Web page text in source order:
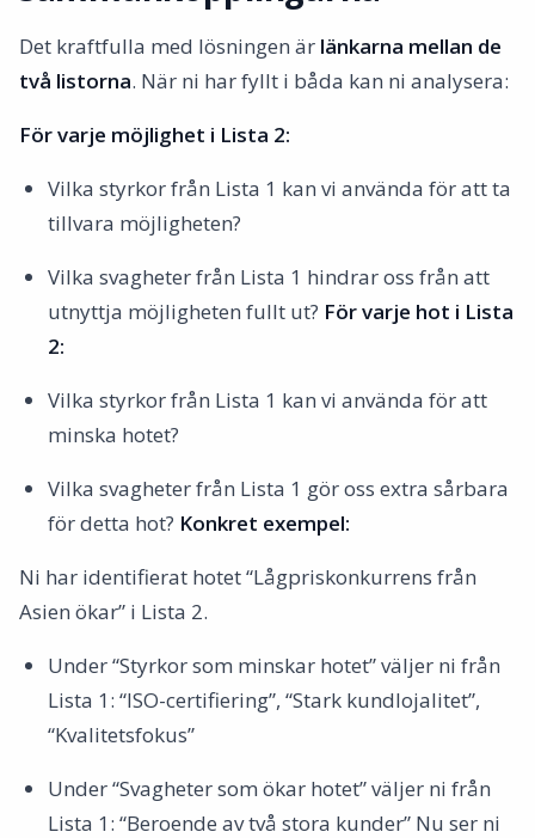
Det kraftfulla med lösningen är länkarna mellan de
två listorna. När ni har fyllt i båda kan ni analysera:
För varje möjlighet i Lista 2:
Vilka styrkor från Lista 1 kan vi använda för att ta
tillvara möjligheten?
Vilka svagheter från Lista 1 hindrar oss från att
utnyttja möjligheten fullt ut? För varje hot i Lista
2:
Vilka styrkor från Lista 1 kan vi använda för att
minska hotet?
Vilka svagheter från Lista 1 gör oss extra sårbara
för detta hot? Konkret exempel:
Ni har identifierat hotet “Lågpriskonkurrens från
Asien ökar” i Lista 2.
Under “Styrkor som minskar hotet” väljer ni från
Lista 1: “ISO-certifiering”, “Stark kundlojalitet”,
“Kvalitetsfokus”
Under “Svagheter som ökar hotet” väljer ni från
Lista 1: “Beroende av två stora kunder” Nu ser ni